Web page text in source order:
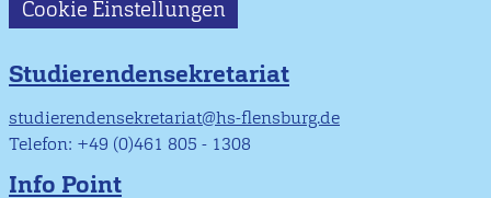
Cookie Einstellungen
Studierendensekretariat
studierendensekretariat@hs-flensburg.de
Telefon: +49 (0)461 805 - 1308
Info Point